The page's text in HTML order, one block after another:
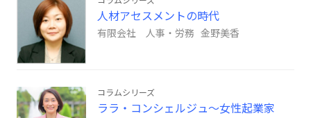
人材アセスメントの時代
有限会社 人事・労務 金野美香
コラムシリーズ
ララ・コンシェルジュ～女性起業家